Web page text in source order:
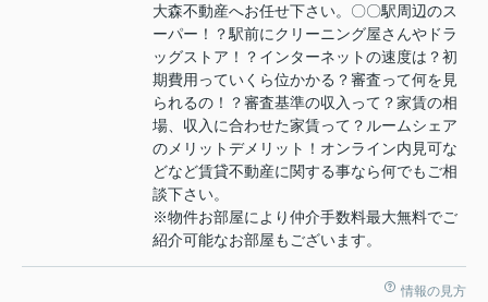
大森不動産へお任せ下さい。〇〇駅周辺のス
ーパー！？駅前にクリーニング屋さんやドラ
ッグストア！？インターネットの速度は？初
期費用っていくら位かかる？審査って何を見
られるの！？審査基準の収入って？家賃の相
場、収入に合わせた家賃って？ルームシェア
のメリットデメリット！オンライン内見可な
どなど賃貸不動産に関する事なら何でもご相
談下さい。
※物件お部屋により仲介手数料最大無料でご
紹介可能なお部屋もございます。
情報の見方